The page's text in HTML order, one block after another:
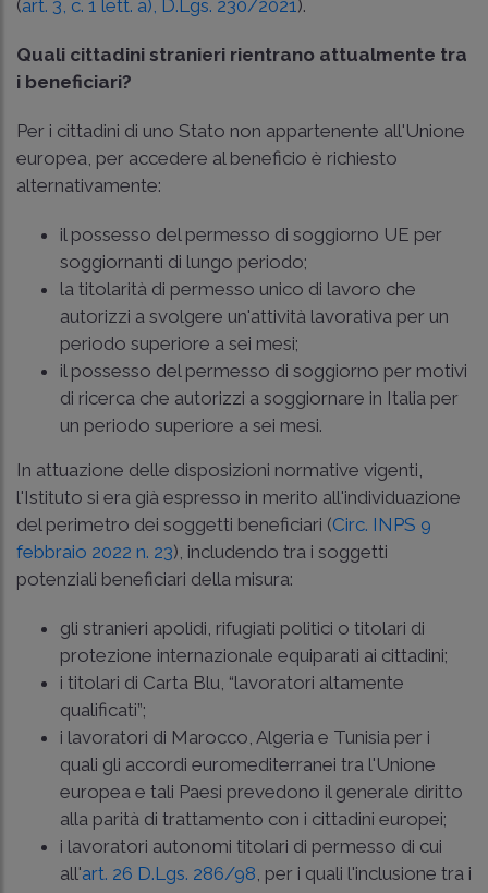
(art. 3, c. 1 lett. a), D.Lgs. 230/2021).
Quali cittadini stranieri rientrano attualmente tra
i beneficiari?
Per i cittadini di uno Stato non appartenente all'Unione
europea, per accedere al beneficio è richiesto
alternativamente:
il possesso del permesso di soggiorno UE per
soggiornanti di lungo periodo;
la titolarità di permesso unico di lavoro che
autorizzi a svolgere un'attività lavorativa per un
periodo superiore a sei mesi;
il possesso del permesso di soggiorno per motivi
di ricerca che autorizzi a soggiornare in Italia per
un periodo superiore a sei mesi.
In attuazione delle disposizioni normative vigenti,
l'Istituto si era già espresso in merito all'individuazione
del perimetro dei soggetti beneficiari (Circ. INPS 9
febbraio 2022 n. 23), includendo tra i soggetti
potenziali beneficiari della misura:
gli stranieri apolidi, rifugiati politici o titolari di
protezione internazionale equiparati ai cittadini;
i titolari di Carta Blu, “lavoratori altamente
qualificati”;
i lavoratori di Marocco, Algeria e Tunisia per i
quali gli accordi euromediterranei tra l'Unione
europea e tali Paesi prevedono il generale diritto
alla parità di trattamento con i cittadini europei;
i lavoratori autonomi titolari di permesso di cui
all'art. 26 D.Lgs. 286/98, per i quali l'inclusione tra i